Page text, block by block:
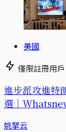
美國
僅限註冊用戶
進步派攻進特
選｜
姚拏云